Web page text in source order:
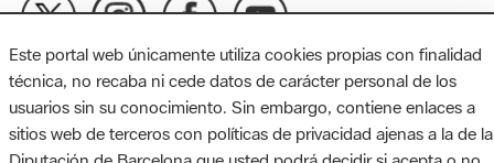
MAPA WEB AVISO LEGAL ACCESIBILIDAD
Diputación de Barcelona. Edifici Llacuna, 1a planta. Badajoz, 49.
08005 Barcelona. Tel. 934 022 428 / xarxaparcs@diba.cat
Este portal web únicamente utiliza cookies propias con finalidad
técnica, no recaba ni cede datos de carácter personal de los
usuarios sin su conocimiento. Sin embargo, contiene enlaces a
sitios web de terceros con políticas de privacidad ajenas a la de la